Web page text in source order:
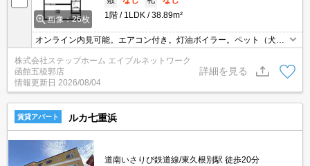
画像：26枚
1階
1LDK 38.89m²
オンライン内見可能。エアコン付き。灯油ボイラー。ペット（犬・
猫）可。シャンドレ。独立キッチン。
株式会社ステップホーム エイブルネットワーク
函館五稜郭店
情報更新日 2026/08/04
詳細を見る
賃貸アパート ルカ七重浜
道南いさりび鉄道線/東久根別駅 徒歩20分